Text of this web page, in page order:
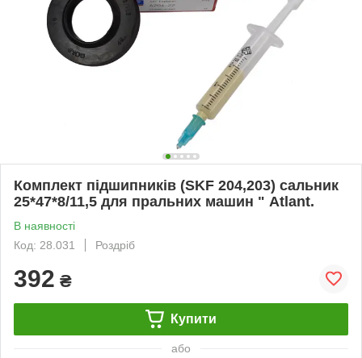
Комплект підшипників (SKF 204,203) сальник
25*47*8/11,5 для пральних машин " Atlant.
В наявності
Код: 28.031
Роздріб
392 ₴
Купити
або